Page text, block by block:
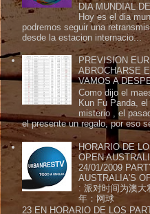
DIA MUNDIAL
Hoy es el dia
podremos seguir una
desde la estacion internacio...
PREVISION
ABROCHARSE
VAMOS A
Como dijo el
Kun Fu Panda,
misterio , el
el presente un regalo, por eso
HORARIO DE
OPEN
24/01/2009
AUSTRALIA'S
: 派对时间为澳大
年：网球
23 EN HORARIO DE LOS